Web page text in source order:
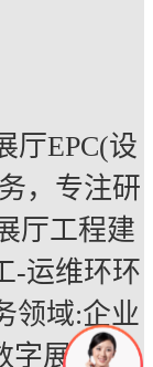
EPC(设
，专注研
厅工程建
-运维环环
领域:企业
字展厅,多